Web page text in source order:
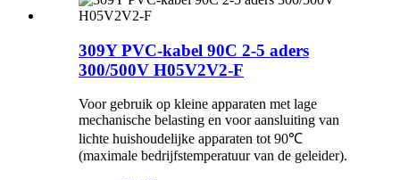
309Y PVC-kabel 90C 2-5 aders
300/500V H05V2V2-F
Voor gebruik op kleine apparaten met lage
mechanische belasting en voor aansluiting van
lichte huishoudelijke apparaten tot 90℃
(maximale bedrijfstemperatuur van de geleider).